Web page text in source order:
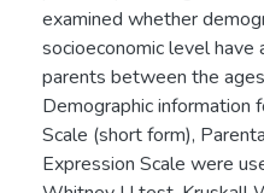
examined whether
socioeconomic level have
parents between the
Demographic information
Scale (short form),
Expression Scale were